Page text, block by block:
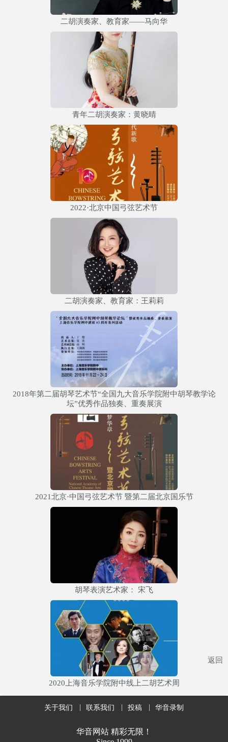
二胡演奏家、教育家——马向华
青年二胡演奏家：黄晓晴
2022·北京中国弓弦艺术节
二胡演奏家、教育家：王莉莉
2018年第二届胡琴艺术节“全国九大音乐学院附中胡琴教学论
坛”优秀作品独奏、重奏展演
2021北京·中国弓弦艺术节 暨第二届北京国乐节
胡琴表演艺术家： 宋飞
2020上海音乐学院附中线上二胡艺术周
关于我们 联系我们 投稿 华音录制
华音网站 精彩无限！
返回